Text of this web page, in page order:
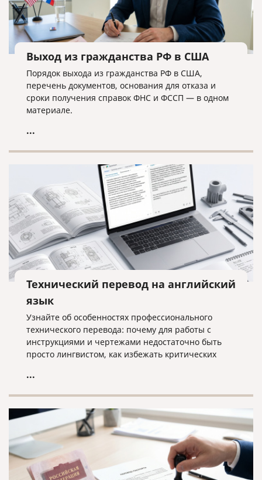
Выход из гражданства РФ в США
Порядок выхода из гражданства РФ в США,
перечень документов, основания для отказа и
сроки получения справок ФНС и ФССП — в одном
материале.
...
Технический перевод на английский
язык
Узнайте об особенностях профессионального
технического перевода: почему для работы с
инструкциями и чертежами недостаточно быть
просто лингвистом, как избежать критических
получения качественного результата при работе с
...